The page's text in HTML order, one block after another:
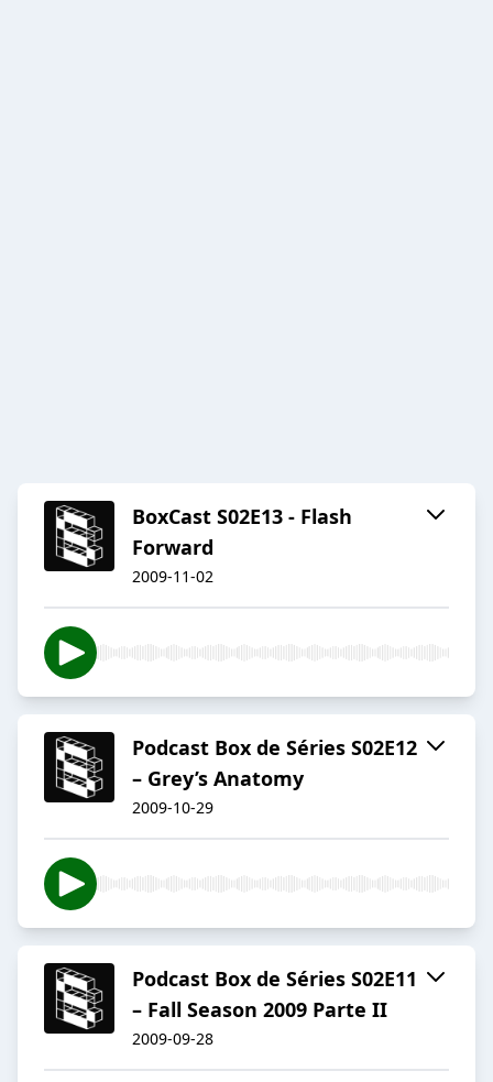
BoxCast S02E13 - Flash
Forward
2009-11-02
Podcast Box de Séries S02E12
– Grey’s Anatomy
2009-10-29
Podcast Box de Séries S02E11
– Fall Season 2009 Parte II
2009-09-28